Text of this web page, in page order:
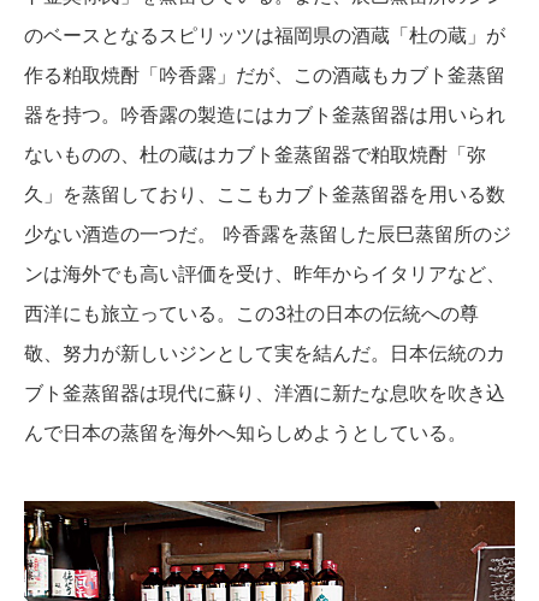
のベースとなるスピリッツは福岡県の酒蔵「杜の蔵」が
作る粕取焼酎「吟香露」だが、この酒蔵もカブト釜蒸留
器を持つ。吟香露の製造にはカブト釜蒸留器は用いられ
ないものの、杜の蔵はカブト釜蒸留器で粕取焼酎「弥
久」を蒸留しており、ここもカブト釜蒸留器を用いる数
少ない酒造の一つだ。 吟香露を蒸留した辰巳蒸留所のジ
ンは海外でも高い評価を受け、昨年からイタリアなど、
西洋にも旅立っている。この3社の日本の伝統への尊
敬、努力が新しいジンとして実を結んだ。日本伝統のカ
ブト釜蒸留器は現代に蘇り、洋酒に新たな息吹を吹き込
んで日本の蒸留を海外へ知らしめようとしている。